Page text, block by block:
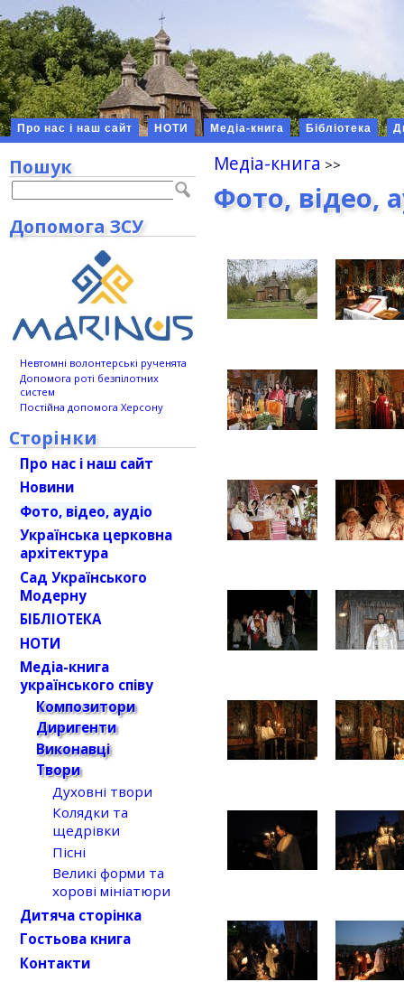
Про нас і наш сайт НОТИ Медіа-книга Бібліотека
Медіа-книга
Фото, відео,
Пошук
Допомога ЗСУ
Невтомні волонтерські рученята
Допомога роті безпілотних
систем
Постійна допомога Херсону
Сторінки
Про нас і наш сайт
Новини
Фото, відео, аудіо
Українська церковна
архітектура
Сад Українського
Модерну
БІБЛІОТЕКА
НОТИ
Медіа-книга
українського співу
Композитори
Диригенти
Виконавці
Твори
Духовні твори
Колядки та
щедрівки
Пісні
Великі форми та
хорові мініатюри
Дитяча сторінка
Гостьова книга
Контакти